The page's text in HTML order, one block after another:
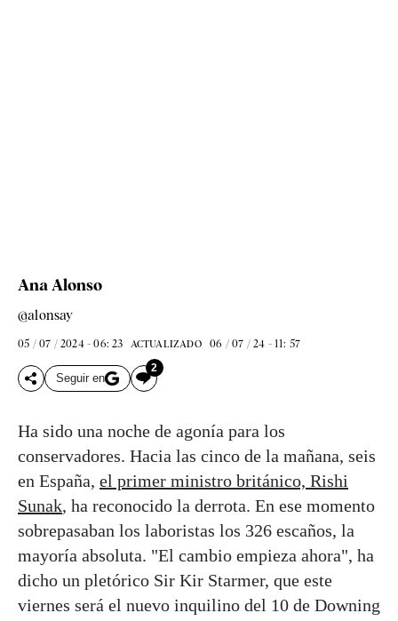
Ana Alonso
@alonsay
05 / 07 / 2024 - 06: 23 ACTUALIZADO 06 / 07 / 24 - 11: 57
Seguir en
2
Ha sido una noche de agonía para los
conservadores. Hacia las cinco de la mañana, seis
en España, el primer ministro británico, Rishi
Sunak, ha reconocido la derrota. En ese momento
sobrepasaban los laboristas los 326 escaños, la
mayoría absoluta. "El cambio empieza ahora", ha
dicho un pletórico Sir Kir Starmer, que este
viernes será el nuevo inquilino del 10 de Downing